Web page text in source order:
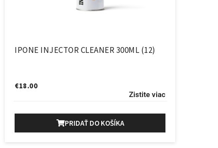
IPONE INJECTOR CLEANER 300ML (12)
€18.00
Zistite viac
PRIDAŤ DO KOŠÍKA